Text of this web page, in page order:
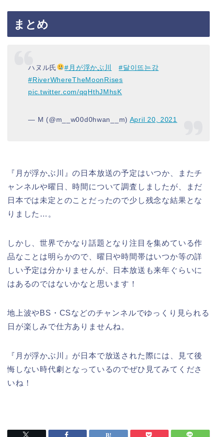
まとめ
ハヌル氏 #月が浮かぶ川
#달이뜨는강
#RiverWhereTheMoonRises
pic.twitter.com/qqHthJMhsK
— M (@m__w00d0hwan__m) April 20, 2021
『月が浮かぶ川』の日本放送の予定はいつか、またチ
ャンネルや曜日、時間について調査しましたが、まだ
日本では未定とのことだったので少し残念な結果とな
りました…。
しかし、世界でかなり話題となり注目を集めている作
品なことは明らかので、曜日や時間帯はいつか等の詳
しい予定は分かりませんが、日本放送も来年ぐらいに
はあるのではないかなと思います！
地上波やBS・CSなどのチャンネルでゆっくり見られる
日が楽しみで仕方ありませんね。
『月が浮かぶ川』が日本で放送された際には、見て後
悔しない時代劇となっているのでぜひ見てみてくださ
いね！